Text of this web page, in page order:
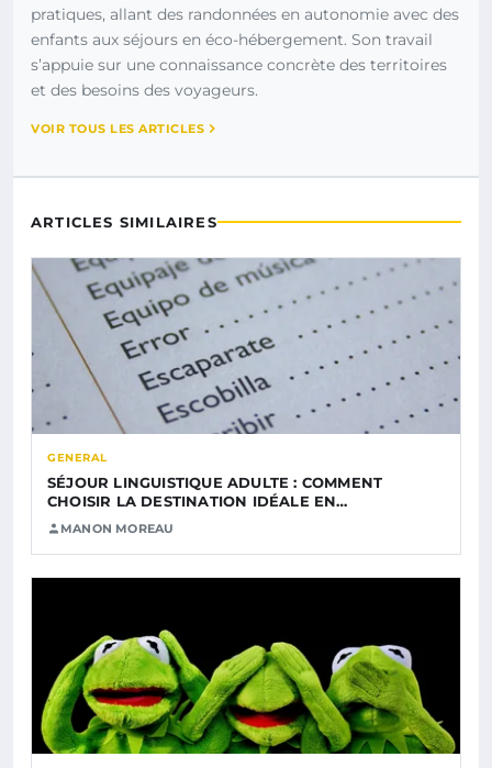
pratiques, allant des randonnées en autonomie avec des
enfants aux séjours en éco-hébergement. Son travail
s’appuie sur une connaissance concrète des territoires
et des besoins des voyageurs.
VOIR TOUS LES ARTICLES
ARTICLES SIMILAIRES
GENERAL
SÉJOUR LINGUISTIQUE ADULTE : COMMENT
CHOISIR LA DESTINATION IDÉALE EN…
MANON MOREAU